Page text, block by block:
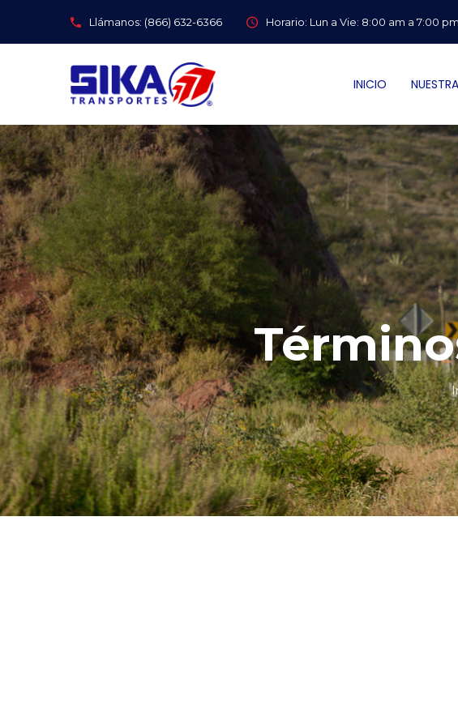
Llámanos: (866) 632-6366 Horario: Lun a Vie: 8:00 am a 7:00 pm
INICIO